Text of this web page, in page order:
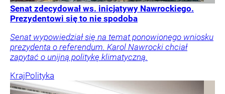
Senat zdecydował ws. inicjatywy Nawrockiego.
Prezydentowi się to nie spodoba
Senat wypowiedział się na temat ponowionego wniosku
prezydenta o referendum. Karol Nawrocki chciał
zapytać o unijną politykę klimatyczną.
KrajPolityka